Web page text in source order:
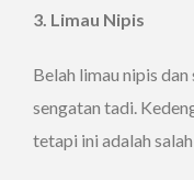
3. Limau Nipis
Belah limau nipis
sengatan tadi.
tetapi ini adalah